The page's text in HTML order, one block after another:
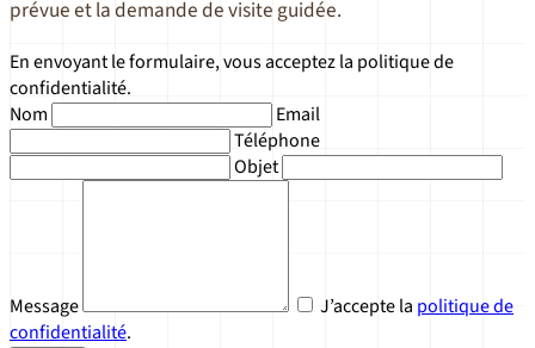
prévue et la demande de visite guidée.
En envoyant le formulaire, vous acceptez la politique de
confidentialité.
Nom
Email
Téléphone
Objet
Message J’accepte la politique de
confidentialité.